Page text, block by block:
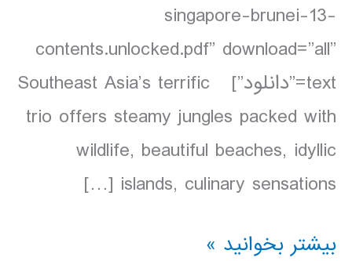
singapore-brunei-13-
contents.unlocked.pdf” download=”all”
text=”دانلود”] Southeast Asia’s terrific
trio offers steamy jungles packed with
wildlife, beautiful beaches, idyllic
islands, culinary sensations […]
دانلود
بیشتر بخوانید »